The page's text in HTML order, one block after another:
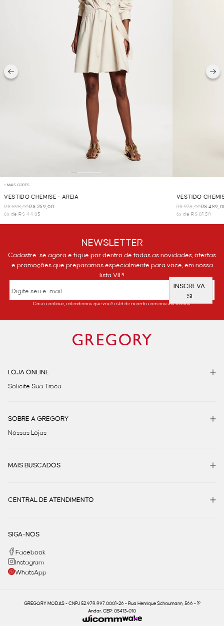
+ MAIS CORES
VESTIDO CHEMISE - AREIA
R$ 898,00R$ 269,00
6x de R$ 44,83
VESTIDO
R$ 978,00R$
6x de R$ 81,50
NEWSLETTER
Cadastre-se agora e fique por dentro de todas as novidades, ofertas
e promoções que preparamos especialmente para você, em nossa
lista VIP!
INSCREVA-
SE
Caso continue, entendemos que você está de acordo com nossos termos.
LOJA ONLINE
Solicite Sua Troca
SOBRE A GREGORY
Nossas Lojas
MAIS BUSCADOS
CENTRAL DE ATENDIMENTO
SIGA-NOS
Facebook
Instagram
WhatsApp
GREGORY MODAS - CNPJ 52.978.897.0001-26 - Rua Henrique Schaumann, 566 - 1º
Andar, CEP: 05413-010